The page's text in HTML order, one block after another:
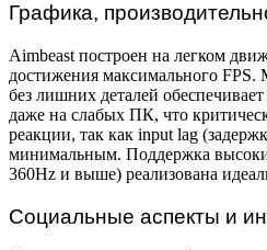
Графика,
Aimbeast построен на легком
достижения максимального
без лишних деталей
даже на слабых ПК, что
реакции, так как input lag
минимальным. Поддержка
360Hz и выше) реализована
Социальные аспекты и